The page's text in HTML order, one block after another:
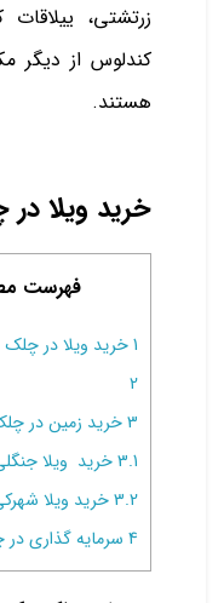
زرتشتی،
کندلوس از دیگر
هستند.
خرید ویلا
فهرست
1خرید ویلا در چلک
2
3خرید زمین در
3.1خرید ویلا
3.2خرید ویلا
4 سرمایه گذاری